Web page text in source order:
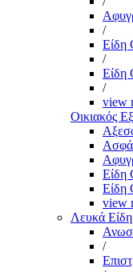
/
Είδη
/
Είδη
/
view
Οικιακός
Είδη
Είδη
view
Λευκά Είδη
/